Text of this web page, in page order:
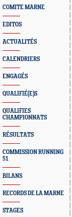
COMITE MARNE
EDITOS
ACTUALITÉS
CALENDRIERS
ENGAGÉS
QUALIFIÉ(E)S
QUALIFIES
CHAMPIONNATS
RÉSULTATS
COMMISSION RUNNING
51
BILANS
RECORDS DE LA MARNE
STAGES